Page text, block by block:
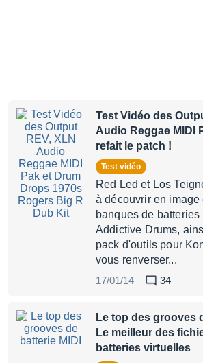
Test Vidéo des
Audio Reggae MIDI
refait le patch !
Test vidéo
Red Led et Los
à découvrir en image
banques de
Addictive Drums,
pack d'outils pour
vous renverser...
17/01/14
34
Le top des grooves
Le meilleur des
batteries virtuelles